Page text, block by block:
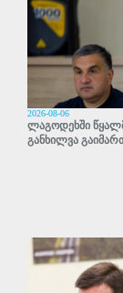
2026-08-06
ლაგოდეხში
განხილვა